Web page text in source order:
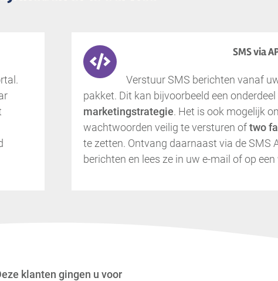
SMS via
Verstuur SMS berichten vanaf
pakket. Dit kan bijvoorbeeld een
marketingstrategie. Het is ook mogelijk
wachtwoorden veilig te versturen oftwo
te zetten. Ontvang daarnaast via de SMS
berichten en lees ze in uw e-mail of op
klanten gingen u voor